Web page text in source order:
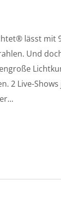
lässt mit
Und
2 Live-Shows